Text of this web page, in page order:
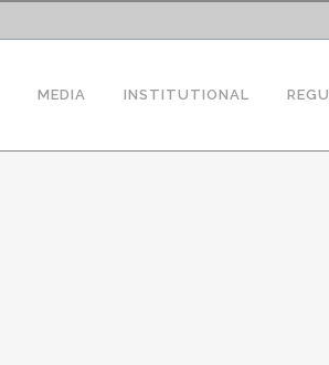
MEDIA INSTITUTIONAL